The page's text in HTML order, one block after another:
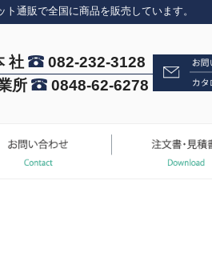
通販で全国に商品を販売しています。
社
082-232-3128
所
0848-62-6278